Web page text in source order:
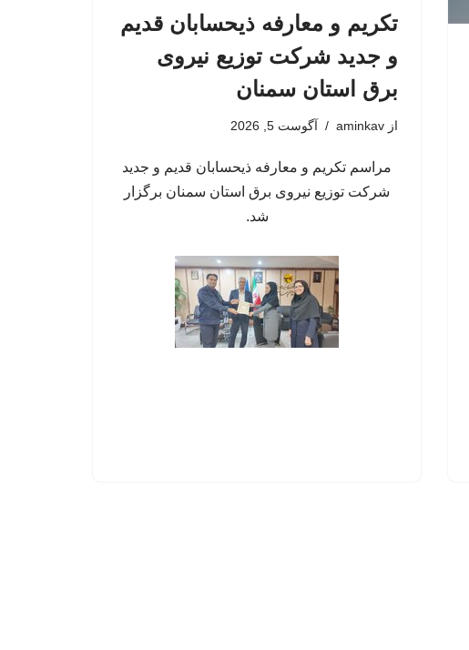
تکریم و معارفه ذیحسابان قدیم
و جدید شرکت توزیع نیروی
برق استان سمنان
از aminkav آگوست 5, 2026
مراسم تکریم و معارفه ذیحسابان قدیم و جدید
شرکت توزیع نیروی برق استان سمنان برگزار
شد.